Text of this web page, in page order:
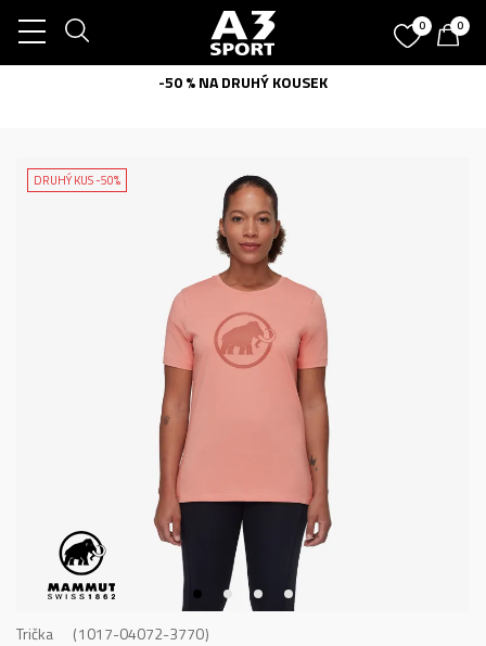
0 0
-50 % NA DRUHÝ KOUSEK
DRUHÝ KUS -50%
Trička 1017-04072-3770